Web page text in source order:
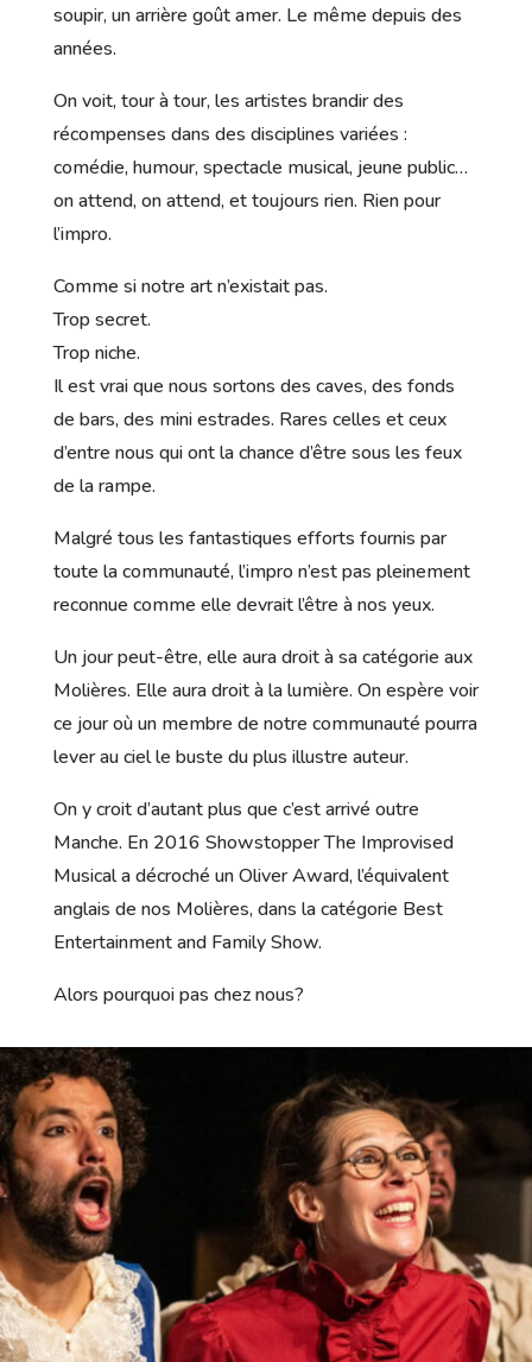
soupir, un arrière goût amer. Le même depuis des
années.
On voit, tour à tour, les artistes brandir des
récompenses dans des disciplines variées :
comédie, humour, spectacle musical, jeune public…
on attend, on attend, et toujours rien. Rien pour
l’impro.
Comme si notre art n’existait pas.
Trop secret.
Trop niche.
Il est vrai que nous sortons des caves, des fonds
de bars, des mini estrades. Rares celles et ceux
d’entre nous qui ont la chance d’être sous les feux
de la rampe.
Malgré tous les fantastiques efforts fournis par
toute la communauté, l’impro n’est pas pleinement
reconnue comme elle devrait l’être à nos yeux.
Un jour peut-être, elle aura droit à sa catégorie aux
Molières. Elle aura droit à la lumière. On espère voir
ce jour où un membre de notre communauté pourra
lever au ciel le buste du plus illustre auteur.
On y croit d’autant plus que c’est arrivé outre
Manche. En 2016 Showstopper The Improvised
Musical a décroché un Oliver Award, l’équivalent
anglais de nos Molières, dans la catégorie Best
Entertainment and Family Show.
Alors pourquoi pas chez nous?